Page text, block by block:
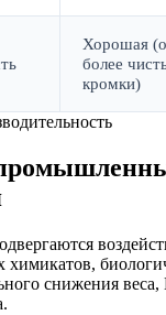
Хорошая
более
кромки)
химикатов,
снижения